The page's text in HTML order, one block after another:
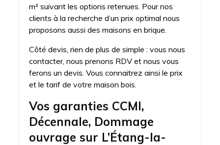
m² suivant les options retenues. Pour nos
clients à la recherche d’un prix optimal nous
proposons aussi des maisons en brique.
Côté devis, rien de plus de simple : vous nous
contacter, nous prenons RDV et nous vous
ferons un devis. Vous connaitrez ainsi le prix
et le tarif de votre maison bois.
Vos garanties CCMI,
Décennale, Dommage
ouvrage sur L’Étang-la-